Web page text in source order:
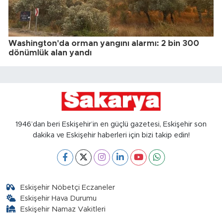
Washington'da orman yangını alarmı: 2 bin 300
dönümlük alan yandı
1946’dan beri Eskişehir’in en güçlü gazetesi, Eskişehir son
dakika ve Eskişehir haberleri için bizi takip edin!
Eskişehir Nöbetçi Eczaneler
Eskişehir Hava Durumu
Eskişehir Namaz Vakitleri